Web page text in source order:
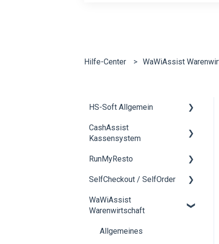
Hilfe-Center WaWiAssist
HS-Soft Allgemein
Schulung
Hardwarekomponenten
bestellen
CashAssist
Kassensystem
Allgemein
Artikelverwaltung
Hardware
RunMyResto
Allgemein
mobileWaiter
SelfCheckout / SelfOrder
Allgemein
WaWiAssist
Warenwirtschaft
Allgemeines